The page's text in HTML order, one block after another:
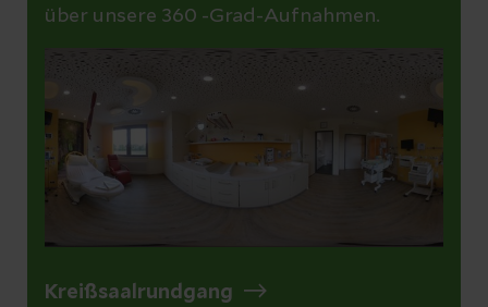
über unsere 360 -Grad-Aufnahmen.
Kreißsaalrundgang